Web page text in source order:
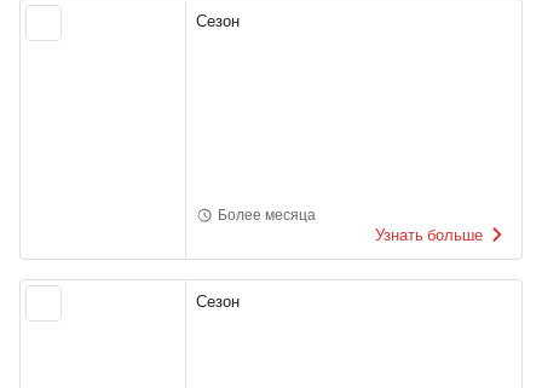
Сезон
Более месяца
Узнать больше
Сезон